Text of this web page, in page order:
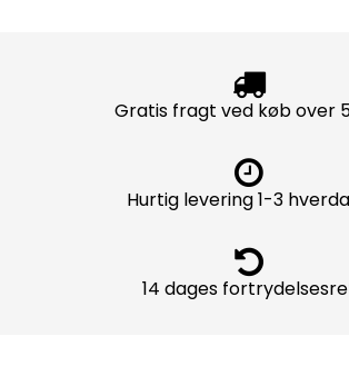
Gratis fragt ved køb over
Hurtig levering 1-3
14 dages